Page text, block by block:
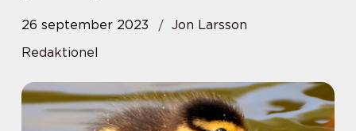
26 september 2023
Jon Larsson
Redaktionel